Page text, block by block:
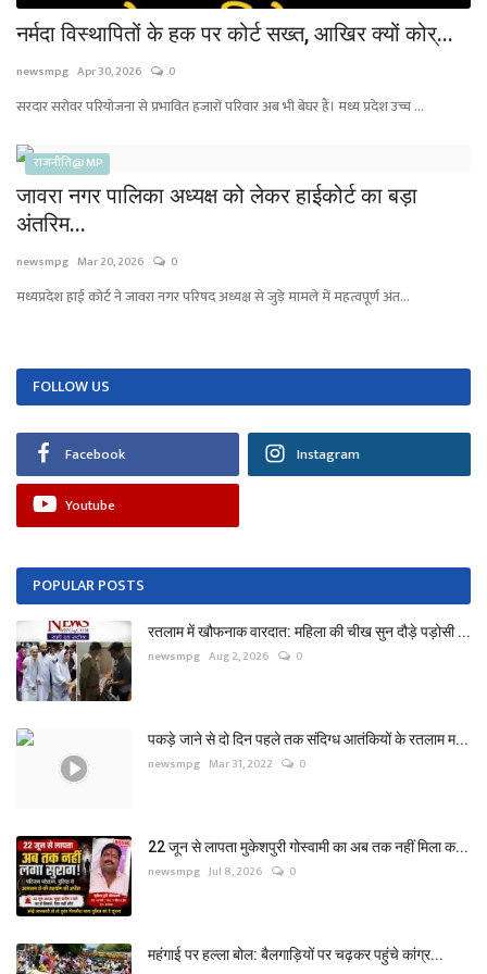
नर्मदा विस्थापितों के हक पर कोर्ट सख्त, आखिर क्यों कोर्...
newsmpg Apr 30, 2026 0
सरदार सरोवर परियोजना से प्रभावित हजारों परिवार अब भी बेघर हैं। मध्य प्रदेश उच्च ...
राजनीति@ MP
जावरा नगर पालिका अध्यक्ष को लेकर हाईकोर्ट का बड़ा
अंतरिम...
newsmpg Mar 20, 2026 0
मध्यप्रदेश हाई कोर्ट ने जावरा नगर परिषद अध्यक्ष से जुड़े मामले में महत्वपूर्ण अंत...
FOLLOW US
Facebook Instagram
Youtube
POPULAR POSTS
रतलाम में खौफनाक वारदात: महिला की चीख सुन दौड़े पड़ोसी ...
newsmpg Aug 2, 2026 0
पकड़े जाने से दो दिन पहले तक संदिग्ध आतंकियों के रतलाम म...
newsmpg Mar 31, 2022 0
22 जून से लापता मुकेशपुरी गोस्वामी का अब तक नहीं मिला क...
newsmpg Jul 8, 2026 0
महंगाई पर हल्ला बोल: बैलगाड़ियों पर चढ़कर पहुंचे कांग्र...